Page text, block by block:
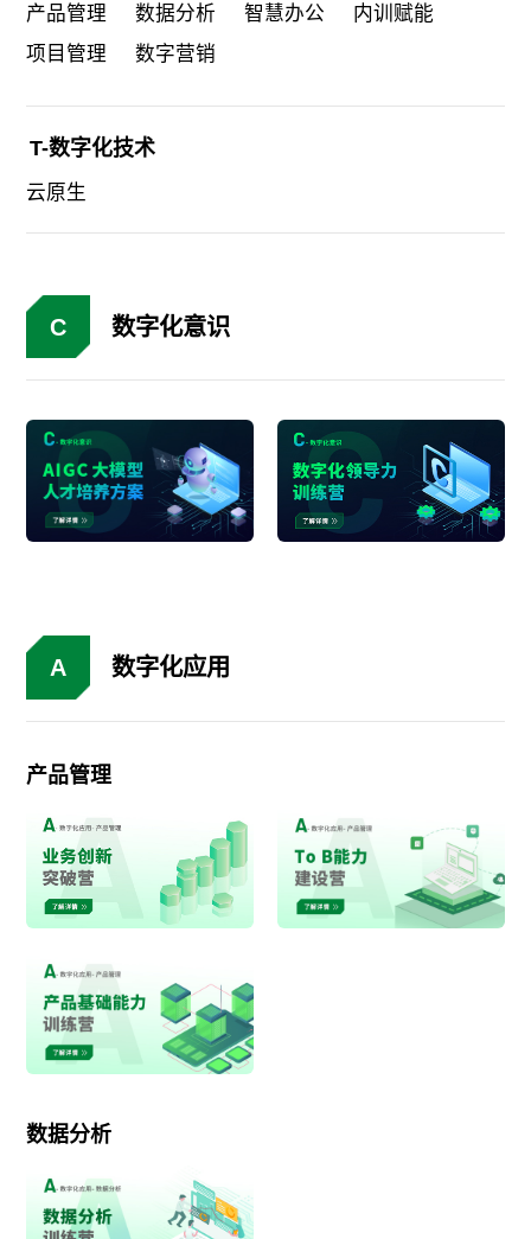
产品管理 数据分析 智慧办公
内训赋能
项目管理
数字营销
T-数字化技术
云原生
C 数字化意识
A 数字化应用
产品管理
数据分析